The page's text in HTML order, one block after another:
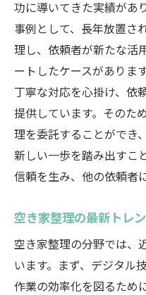
プロの介入で
かたづけ屋た
軽減策
感情を整理す
心の負担を減
空き家整理の新た
で心強く
新たなスター
ト
専門家の助力で
空き家整理を通
専門家が提案
性
功に導いてきた実績があ
事例として、長年放置さ
理し、依頼者が新たな活
ートしたケースがありま
丁寧な対応を心掛け、依
提供しています。そのた
理を委託することができ
新しい一歩を踏み出すこ
信頼を生み、他の依頼者
空き家整理の最新トレ
空き家整理の分野では、
います。まず、デジタル
作業の効率化を図るため